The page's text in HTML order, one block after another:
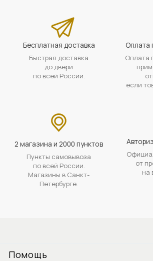
Бесплатная доставка
Быстрая доставка
до двери
по всей России.
Оплата
Оплата
если
2 магазина и 2000 пунктов
Пункты самовывоза
по всей России.
Магазины в Санкт-
Петербурге.
от
на
Помощь